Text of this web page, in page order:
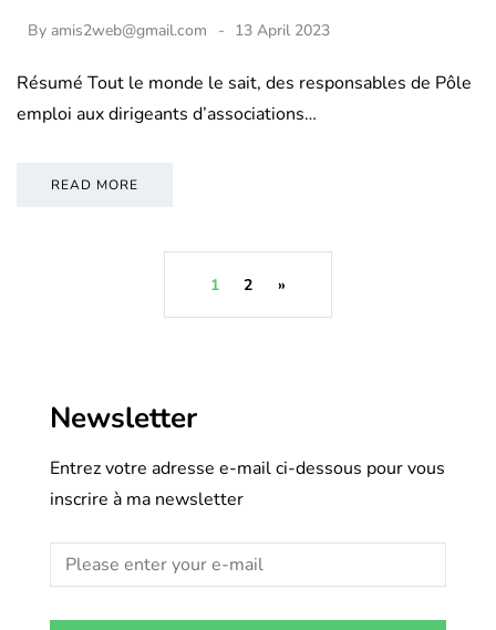
By amis2web@gmail.com 13 April 2023
Résumé Tout le monde le sait, des responsables de Pôle
emploi aux dirigeants d’associations…
READ MORE
1 2 »
Newsletter
Entrez votre adresse e-mail ci-dessous pour vous
inscrire à ma newsletter